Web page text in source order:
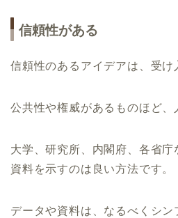
信頼性がある
信頼性のあるアイデアは、受け
公共性や権威があるものほど、
大学、研究所、内閣府、各省
資料を示すのは良い方法です。
データや資料は、なるべくシ